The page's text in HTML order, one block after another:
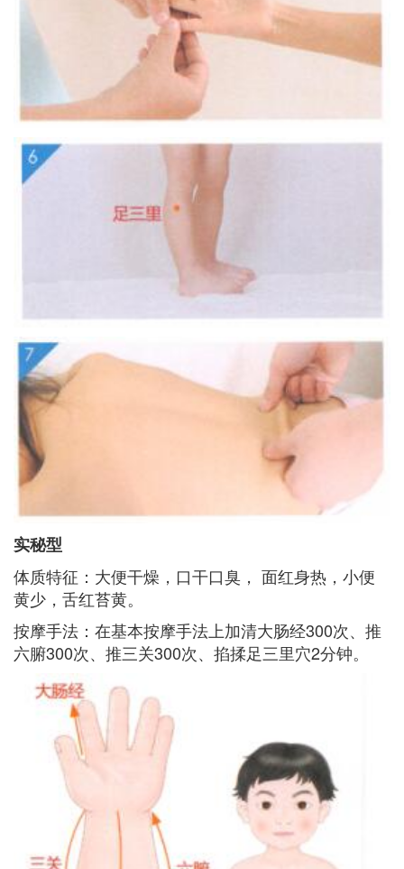
实秘型
体质特征：大便干燥，口干口臭， 面红身热，小便
黄少，舌红苔黄。
按摩手法：在基本按摩手法上加清大肠经300次、推
六腑300次、推三关300次、掐揉足三里穴2分钟。